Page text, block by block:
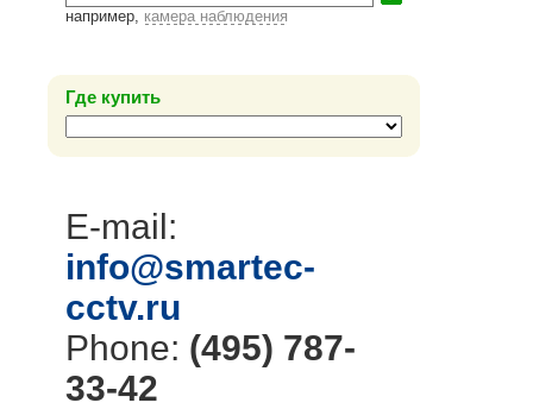
например, камера наблюдения
Где купить
E-mail:
info@smartec-
cctv.ru
Phone: (495) 787-
33-42